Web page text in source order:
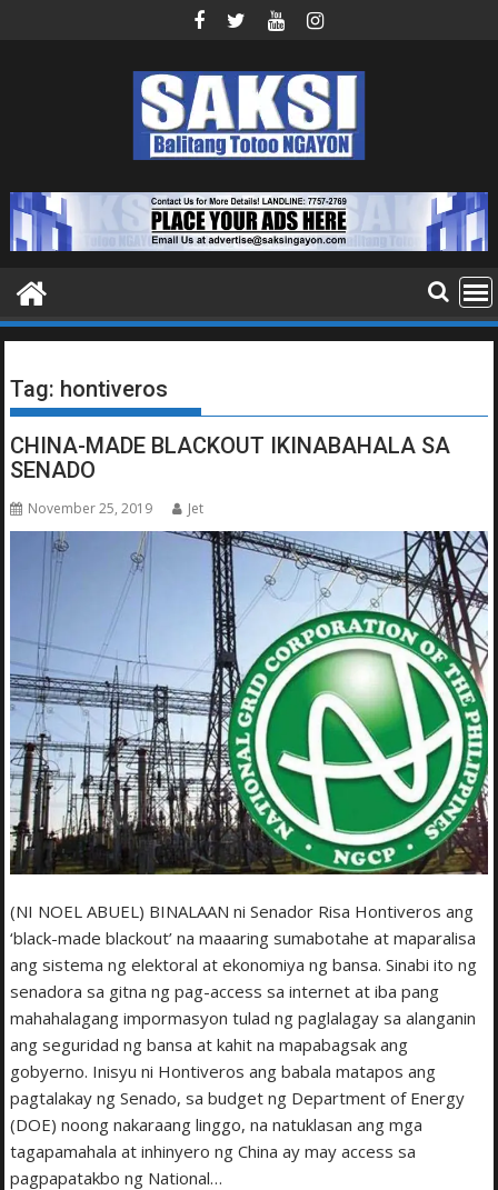
Tag: hontiveros
CHINA-MADE BLACKOUT IKINABAHALA SA
SENADO
November 25, 2019 Jet
(NI NOEL ABUEL) BINALAAN ni Senador Risa Hontiveros ang
‘black-made blackout’ na maaaring sumabotahe at maparalisa
ang sistema ng elektoral at ekonomiya ng bansa. Sinabi ito ng
senadora sa gitna ng pag-access sa internet at iba pang
mahahalagang impormasyon tulad ng paglalagay sa alanganin
ang seguridad ng bansa at kahit na mapabagsak ang
gobyerno. Inisyu ni Hontiveros ang babala matapos ang
pagtalakay ng Senado, sa budget ng Department of Energy
(DOE) noong nakaraang linggo, na natuklasan ang mga
tagapamahala at inhinyero ng China ay may access sa
pagpapatakbo ng National…